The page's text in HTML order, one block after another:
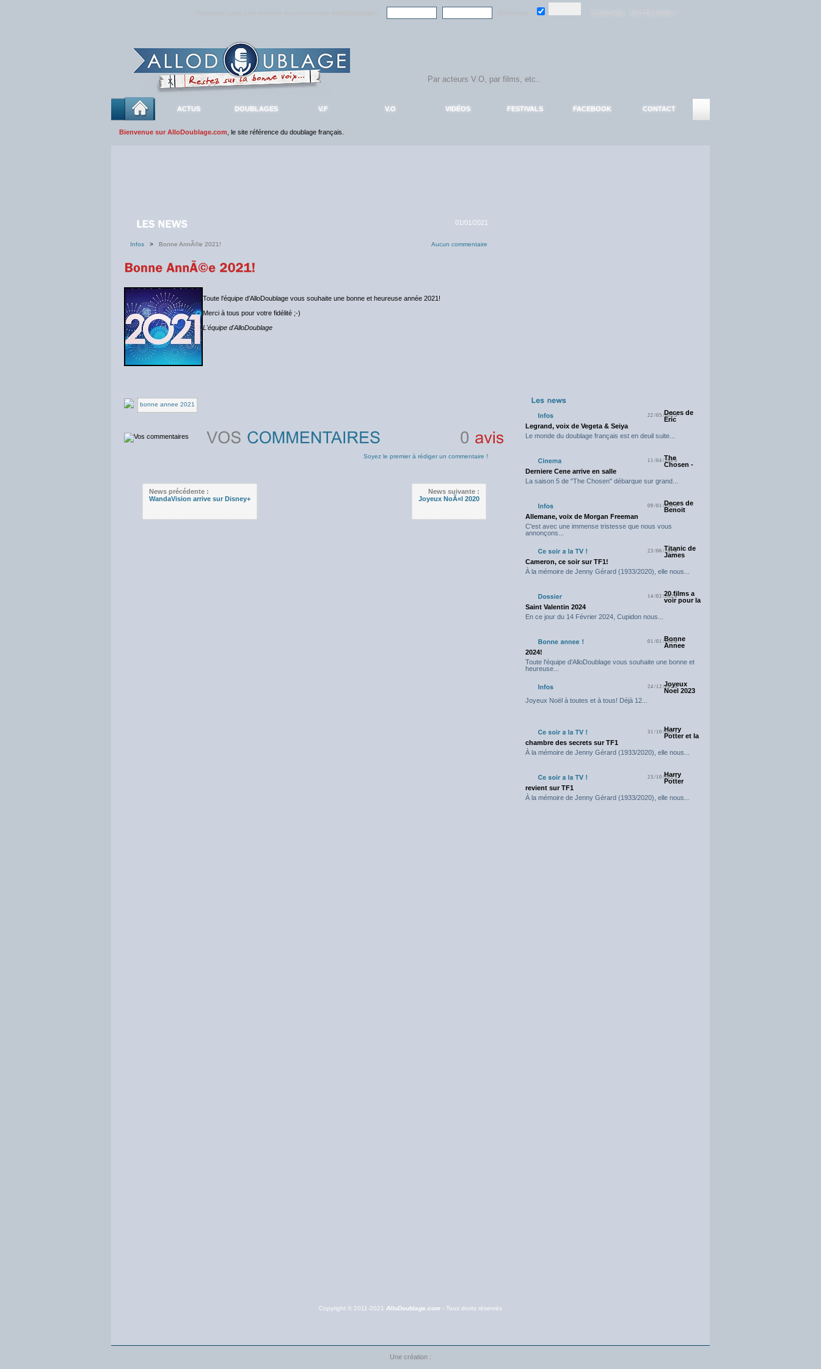
ACTUS DOUBLAGES V.F V.O VIDÉOS FESTIVALS FACEBOOK CONTACT
Bienvenue sur AlloDoublage.com , le site référence du doublage français.
01/01/2021
Infos > Bonne AnnÃ©e 2021! Aucun commentaire
Toute l'équipe d'AlloDoublage vous souhaite une bonne et heureuse année 2021!
Merci à tous pour votre fidélité ;-)
L'équipe d'AlloDoublage
bonne annee 2021
Soyez le premier à rédiger un commentaire !
News précédente :
WandaVision arrive sur Disney+
News suivante :
Joyeux NoÃ«l 2020
22/05/2025Deces de
Eric
Legrand, voix de Vegeta & Seiya
Le monde du doublage français est en deuil suite...
11/04/2025
The
Chosen -
Derniere Cene arrive en salle
La saison 5 de "The Chosen" débarque sur grand...
09/01/2025Deces de
Benoit
Allemane, voix de Morgan Freeman
C'est avec une immense tristesse que nous vous
annonçons...
23/06/2024Titanic de
James
Cameron, ce soir sur TF1!
À la mémoire de Jenny Gérard (1933/2020), elle nous...
14/02/202420 films a
voir pour la
Saint Valentin 2024
En ce jour du 14 Février 2024, Cupidon nous...
01/01/2024
Bonne
Annee
2024!
Toute l'équipe d'AlloDoublage vous souhaite une bonne et
heureuse...
24/12/2023
Joyeux
Noel 2023
Joyeux Noël à toutes et à tous! Déjà 12...
31/10/2023
Harry
Potter et la
chambre des secrets sur TF1
À la mémoire de Jenny Gérard (1933/2020), elle nous...
23/10/2023
Harry
Potter
revient sur TF1
À la mémoire de Jenny Gérard (1933/2020), elle nous...
Copyright © 2011-2021 AlloDoublage.com - Tous droits réservés
Une création :